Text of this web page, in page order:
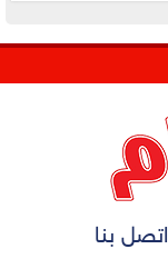
اتصل بنا